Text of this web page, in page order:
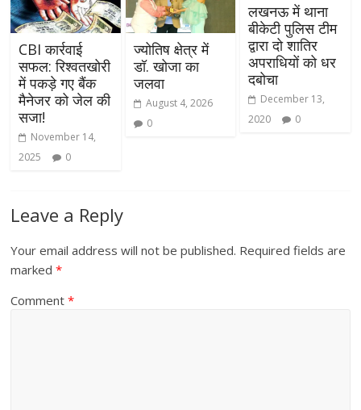
CBI कार्रवाई
सफल: रिश्वतखोरी
में पकड़े गए बैंक
मैनेजर को जेल की
सजा!
November 14,
2025
0
ज्योतिष क्षेत्र में
डॉ. खोजा का
जलवा
August 4, 2026
0
लखनऊ में थाना
बीकेटी पुलिस टीम
द्वारा दो शातिर
अपराधियों को धर
दबोचा
December 13,
2020
0
Leave a Reply
Your email address will not be published. Required fields are
marked*
Comment*